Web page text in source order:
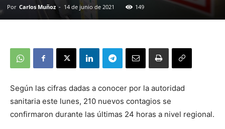
Por Carlos Muñoz - 14 de junio de 2021 149
Según las cifras dadas a conocer por la autoridad
sanitaria este lunes, 210 nuevos contagios se
confirmaron durante las últimas 24 horas a nivel regional.